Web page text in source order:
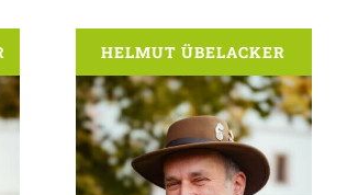
HELMUT ÜBELACKER